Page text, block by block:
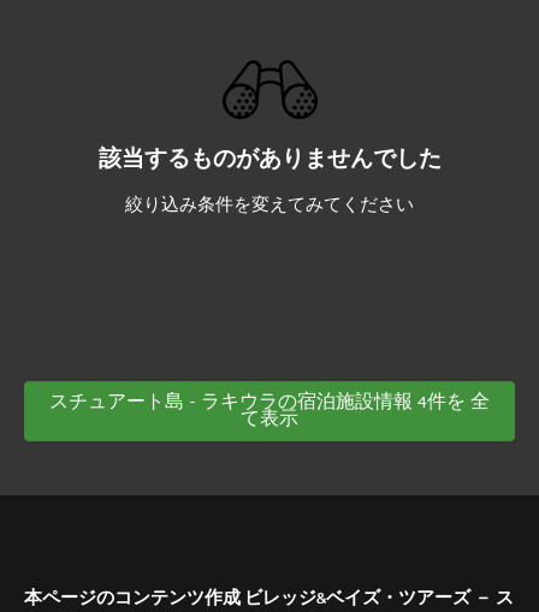
該当するものがありませんでした
絞り込み条件を変えてみてください
スチュアート島 - ラキウラの宿泊施設情報 4件を 全
て表示
本ページのコンテンツ作成 ビレッジ&ベイズ・ツアーズ － ス